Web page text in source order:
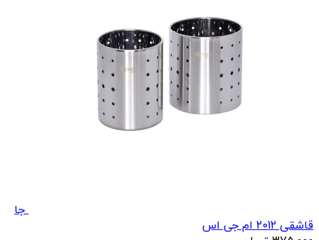
جا
قاشقی 2012 ام جی اس